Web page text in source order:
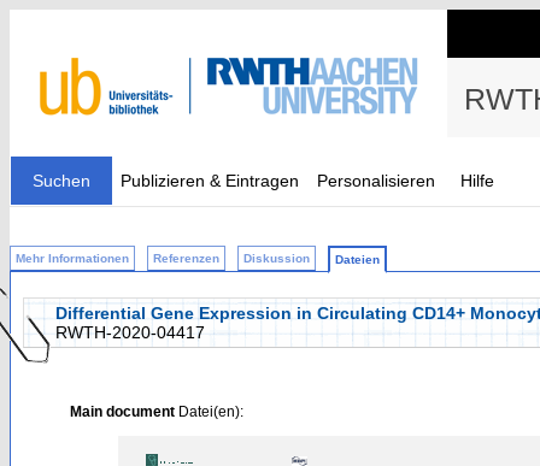
Suchen Publizieren & Eintragen Personalisieren Hilfe
Mehr Informationen Referenzen Diskussion Dateien
Differential Gene Expression in Circulating CD14+
RWTH-2020-04417
Main documentDatei(en):